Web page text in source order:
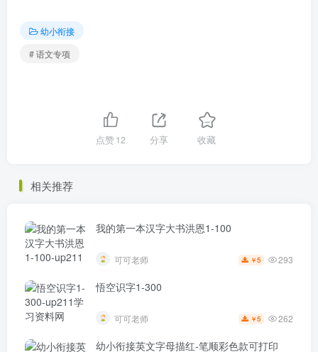
幼小衔接
# 语文专项
点赞12 分享 收藏
相关推荐
我的第一本汉字大书洪恩1-100
可可老师 ￥5 293
悟空识字1-300
可可老师 ￥5 262
幼小衔接英文字母描红-笔顺彩色款可打印